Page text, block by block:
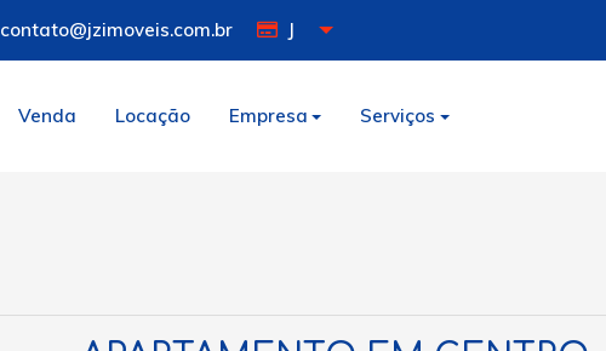
contato@jzimoveis.com.br J
Venda Locação Empresa Serviços